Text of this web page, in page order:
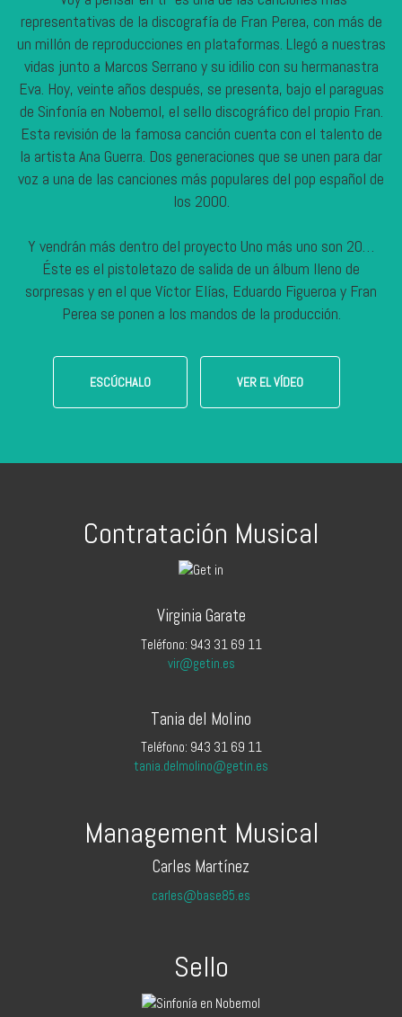
representativas de la discografía de Fran Perea, con más de
un millón de reproducciones en plataformas. Llegó a nuestras
vidas junto a Marcos Serrano y su idilio con su hermanastra
Eva. Hoy, veinte años después, se presenta, bajo el paraguas
de Sinfonía en Nobemol, el sello discográfico del propio Fran.
Esta revisión de la famosa canción cuenta con el talento de
la artista Ana Guerra. Dos generaciones que se unen para dar
voz a una de las canciones más populares del pop español de
los 2000.
Y vendrán más dentro del proyecto Uno más uno son 20…
Éste es el pistoletazo de salida de un álbum lleno de
sorpresas y en el que Víctor Elías, Eduardo Figueroa y Fran
Perea se ponen a los mandos de la producción.
ESCÚCHALO VER EL VÍDEO
Contratación Musical
Virginia Garate
Teléfono: 943 31 69 11
vir@getin.es
Tania del Molino
Teléfono: 943 31 69 11
tania.delmolino@getin.es
Management Musical
Carles Martínez
carles@base85.es
Sello